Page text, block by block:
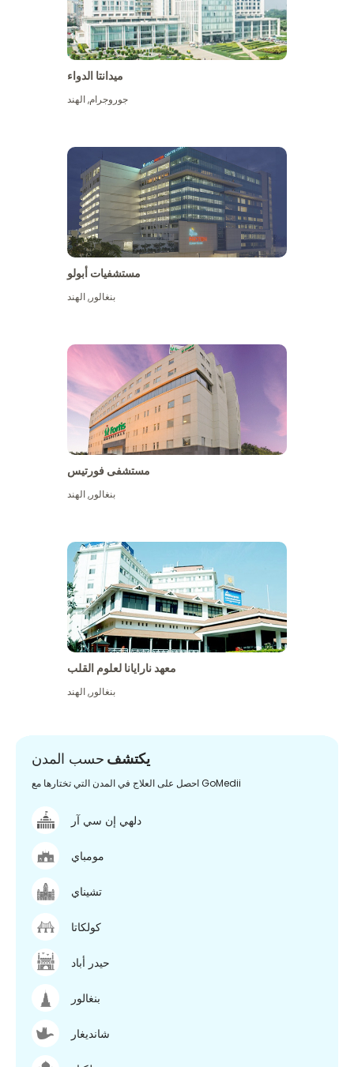
ميدانتا الدواء
جوروجرام,الهند
مستشفيات أبولو
بنغالور,الهند
مستشفى فورتيس
بنغالور,الهند
معهد نارايانا لعلوم القلب
بنغالور,الهند
يكتشف حسب المدن
احصل على العلاج في المدن التي تختارها مع GoMedii
دلهي إن سي آر
مومباي
تشيناي
كولكاتا
حيدر أباد
بنغالور
شانديغار